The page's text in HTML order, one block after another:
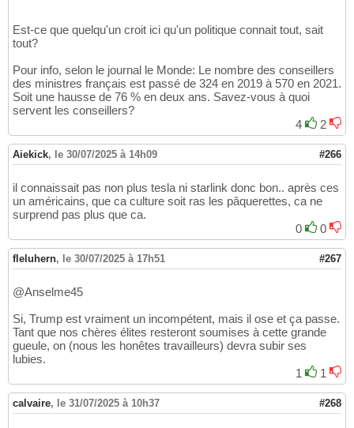
Est-ce que quelqu'un croit ici qu'un politique connait tout, sait
tout?
Pour info, selon le journal le Monde: Le nombre des conseillers
des ministres français est passé de 324 en 2019 à 570 en 2021.
Soit une hausse de 76 % en deux ans. Savez-vous à quoi
servent les conseillers?
4
2
Aiekick, le 30/07/2025 à 14h09 #266
il connaissait pas non plus tesla ni starlink donc bon.. après ces
un américains, que ca culture soit ras les pâquerettes, ca ne
surprend pas plus que ca.
0
0
fleluhern, le 30/07/2025 à 17h51 #267
@Anselme45
Si, Trump est vraiment un incompétent, mais il ose et ça passe.
Tant que nos chères élites resteront soumises à cette grande
gueule, on (nous les honêtes travailleurs) devra subir ses
lubies.
1
1
calvaire, le 31/07/2025 à 10h37 #268